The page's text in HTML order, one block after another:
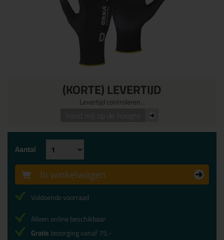
(KORTE) LEVERTIJD
Levertijd controleren...
Aantal
In winkelwagen
Voldoende voorraad
Alleen online beschikbaar
Gratisbezorging vanaf 75,-